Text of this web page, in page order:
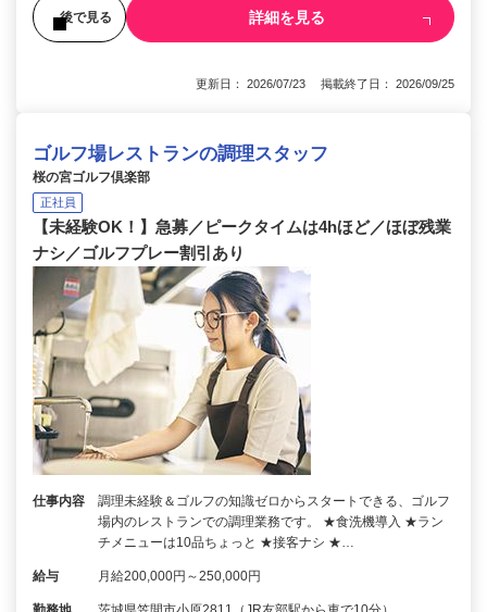
後で見る 詳細を見る
更新日： 2026/07/23 掲載終了日： 2026/09/25
ゴルフ場レストランの調理スタッフ
桜の宮ゴルフ倶楽部
正社員
【未経験OK！】急募／ピークタイムは4hほど／ほぼ残業
ナシ／ゴルフプレー割引あり
仕事内容
調理未経験＆ゴルフの知識ゼロからスタートできる、ゴルフ
場内のレストランでの調理業務です。 ★食洗機導入 ★ラン
チメニューは10品ちょっと ★接客ナシ ★…
給与 月給200,000円～250,000円